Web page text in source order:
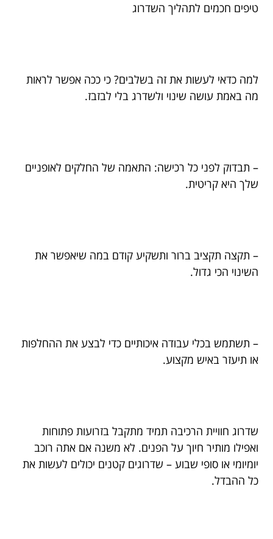
טיפים חכמים לתהליך השדרוג
למה כדאי לעשות את זה בשלבים? כי ככה אפשר לראות
מה באמת עושה שינוי ולשדרג בלי לבזבז.
– תבדוק לפני כל רכישה: התאמה של החלקים לאופניים
שלך היא קריטית.
– תקצה תקציב ברור ותשקיע קודם במה שיאפשר את
השינוי הכי גדול.
– תשתמש בכלי עבודה איכותיים כדי לבצע את ההחלפות
או תיעזר באיש מקצוע.
שדרוג חוויית הרכיבה תמיד מתקבל בזרועות פתוחות
ואפילו מותיר חיוך על הפנים. לא משנה אם אתה רוכב
יומיומי או סופי שבוע – שדרוגים קטנים יכולים לעשות את
כל ההבדל.